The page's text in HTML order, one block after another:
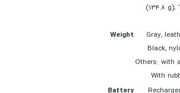
Weight
(134.8 g);
Gray,
Black,
Others: with
With
Battery